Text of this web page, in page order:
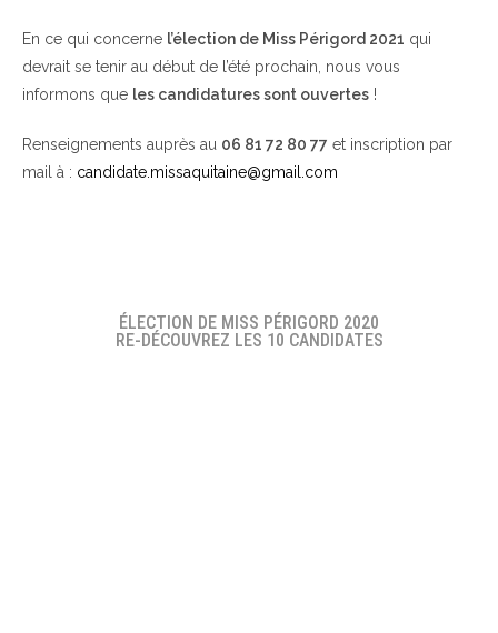
En ce qui concerne l’élection de Miss Périgord 2021 qui
devrait se tenir au début de l’été prochain, nous vous
informons que les candidatures sont ouvertes !
Renseignements auprès au 06 81 72 80 77 et inscription par
mail à : candidate.missaquitaine@gmail.com
ÉLECTION DE MISS PÉRIGORD 2020
RE-DÉCOUVREZ LES 10 CANDIDATES